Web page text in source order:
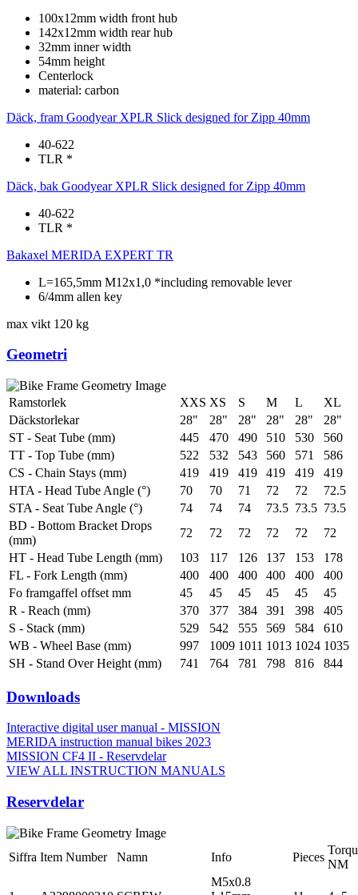
100x12mm width front hub
142x12mm width rear hub
32mm inner width
54mm height
Centerlock
material: carbon
Däck, fram Goodyear XPLR Slick designed for Zipp 40mm
40-622
TLR *
Däck, bak Goodyear XPLR Slick designed for Zipp 40mm
40-622
TLR *
Bakaxel MERIDA EXPERT TR
L=165,5mm M12x1,0 *including removable lever
6/4mm allen key
max vikt 120 kg
Geometri
Ramstorlek XXS XS S M L
XL
Däckstorlekar
28" 28" 28" 28" 28"
28"
ST - Seat Tube (mm)
445 470 490 510 530
560
TT - Top Tube (mm)
522 532 543 560 571
586
CS - Chain Stays (mm)
419 419 419 419 419
419
HTA - Head Tube Angle (°)
70 70 71 72 72
72.5
STA - Seat Tube Angle (°)
74 74 74 73.5 73.5 73.5
BD - Bottom Bracket Drops
(mm)
72 72 72 72 72
72
HT - Head Tube Length (mm)
103 117 126 137 153
178
FL - Fork Length (mm)
400 400 400 400 400
400
Fo framgaffel offset mm
45 45 45 45 45
45
R - Reach (mm)
370 377 384 391 398
405
S - Stack (mm)
529 542 555 569 584
610
WB - Wheel Base (mm)
997 1009 1011 1013 1024 1035
SH - Stand Over Height (mm)
741 764 781 798 816 844
Downloads
Interactive digital user manual - MISSION
MERIDA instruction manual bikes 2023
MISSION CF4 II - Reservdelar
VIEW ALL INSTRUCTION MANUALS
Reservdelar
Siffra Item Number Namn Info Pieces
NM
M5x0.8